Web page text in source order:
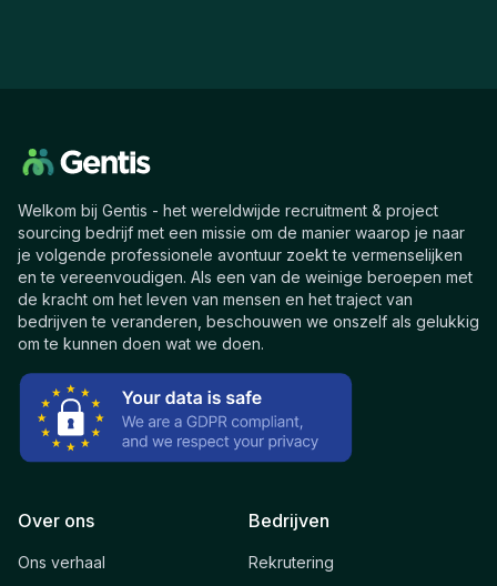
Welkom bij Gentis - het wereldwijde recruitment & project
sourcing bedrijf met een missie om de manier waarop je naar
je volgende professionele avontuur zoekt te vermenselijken
en te vereenvoudigen. Als een van de weinige beroepen met
de kracht om het leven van mensen en het traject van
bedrijven te veranderen, beschouwen we onszelf als gelukkig
om te kunnen doen wat we doen.
Over ons
Ons verhaal
Bedrijven
Rekrutering